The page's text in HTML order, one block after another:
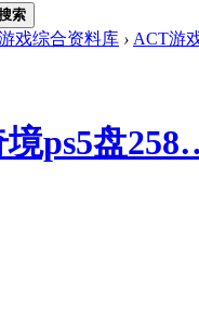
索
戏综合资料库 › ACT游
ps5盘